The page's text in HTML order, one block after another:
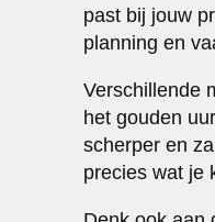
past bij jouw
planning en
Verschillende
het gouden
scherper en
precies wat je